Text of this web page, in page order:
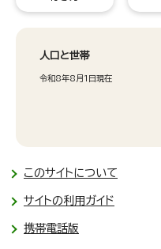
人口と世帯
令和8年8月1日現在
このサイトについて
サイトの利用ガイド
携帯電話版